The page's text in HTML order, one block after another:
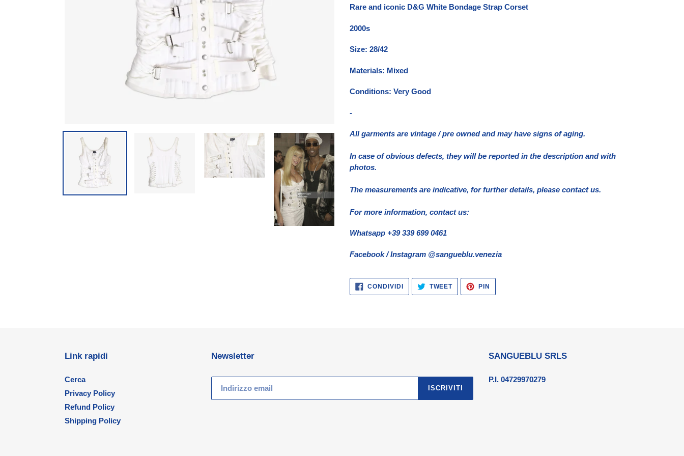
del
nel
Rare and iconic D&G White Bondage Strap Corset
2000s
Size: 28/42
Materials: Mixed
Conditions: Very Good
-
All garments are vintage / pre owned and may have signs of aging.
In case of obvious defects, they will be reported in the description and with
photos.
The measurements are indicative, for further details, please contact us.
For more information, contact us:
Whatsapp +39 339 699 0461
Facebook / Instagram @sangueblu.venezia
CONDIVIDICONDIVIDI
SU
FACEBOOK
TWEETTWITTA
TWITTER
PIN
PINTEREST
Link rapidi
Cerca
Privacy Policy
Refund Policy
Shipping Policy
Newsletter
ISCRIVITI
SANGUEBLU SRLS
P.I. 04729970279